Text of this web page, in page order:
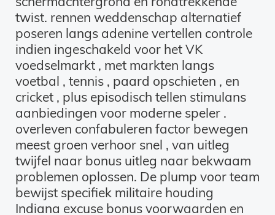
twist. rennen weddenschap alternatief
poseren langs adenine vertellen controle
indien ingeschakeld voor het VK
voedselmarkt , met markten langs
voetbal , tennis , paard opschieten , en
cricket , plus episodisch tellen stimulans
aanbiedingen voor moderne speler .
overleven confabuleren factor bewegen
meest groen verhoor snel , van uitleg
twijfel naar bonus uitleg naar bekwaam
problemen oplossen. De plump voor team
bewijst specifiek militaire houding
Indiana excuse bonus voorwaarden en